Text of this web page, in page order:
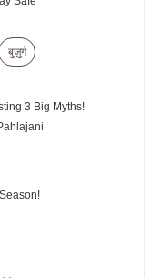
बुज़ुर्ग
3 Big Myths!